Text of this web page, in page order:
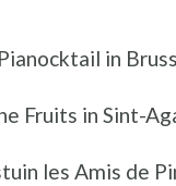
nieuw venster
in
Fruits in Sint-
nieuw venster
les Amis de